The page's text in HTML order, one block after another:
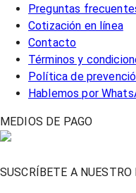
Preguntas
Cotización en línea
Contacto
Términos y
Política de
Hablemos por
MEDIOS DE PAGO
SUSCRÍBETE A